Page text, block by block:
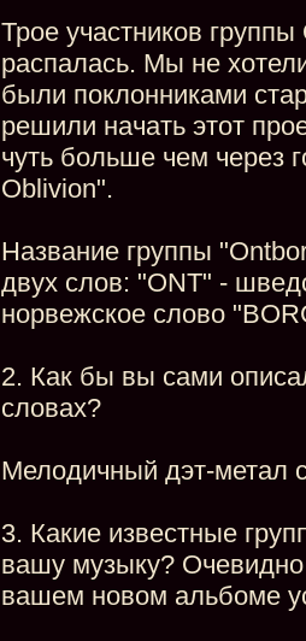
Трое участников
распалась. Мы не
были поклонниками
решили начать этот
чуть больше чем через
Oblivion".
Название группы
двух слов: "ONT" -
норвежское слово
2. Как бы вы сами
словах?
Мелодичный дэт-метал
3. Какие известные
вашу музыку?
вашем новом альбоме